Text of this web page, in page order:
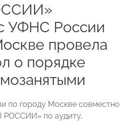
УФНС России
провела
о порядке
по городу Москве совместно
по аудиту,